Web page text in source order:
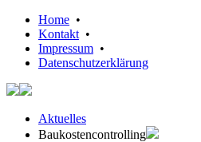
Home •
Kontakt •
Impressum •
Datenschutzerklärung
Aktuelles
Baukostencontrolling